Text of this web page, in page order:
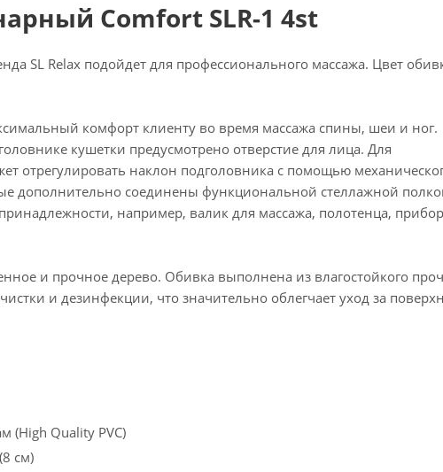
Comfort SLR-1 4st
SL Relax подойдет для профессионального массажа. Цвет
комфорт клиенту во время массажа спины, шеи и ног.
кушетки предусмотрено отверстие для лица. Для
отрегулировать наклон подголовника с помощью
дополнительно соединены функциональной стеллажной
например, валик для массажа, полотенца,
и прочное дерево. Обивка выполнена из влагостойкого
и дезинфекции, что значительно облегчает уход за
(High Quality PVC)
см)